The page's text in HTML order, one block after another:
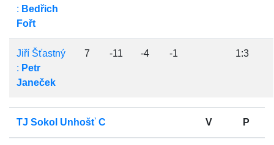
: Bedřich
Fořt
Jiří Šťastný
: Petr
Janeček
7 -11 -4 -1 1:3
TJ Sokol Unhošť C V P